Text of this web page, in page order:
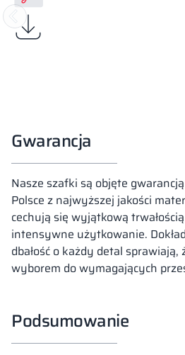
Gwarancja
Nasze szafki są objęte
Polsce z najwyższej jakości
cechują się wyjątkową
intensywne użytkowanie.
dbałość o każdy detal sprawiają,
wyborem do wymagających
Podsumowanie